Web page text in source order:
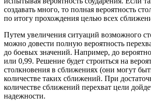
создавать много, то полная вероятность
по итогу прохождения целью всех
Путем увеличения ситуаций возможного
можно довести полную вероятность
до боевых значений. Например, до
или 0,99. Решение будет строиться на
столкновения в сближениях (они могут
количестве таких сближений. При
количестве сближений перехват цели
надежности.